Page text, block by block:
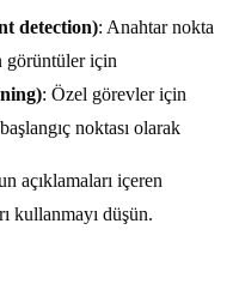
detection): Anahtar nokta
görüntüler için
: Özel görevler için
noktası olarak
açıklamaları içeren
kullanmayı düşün.